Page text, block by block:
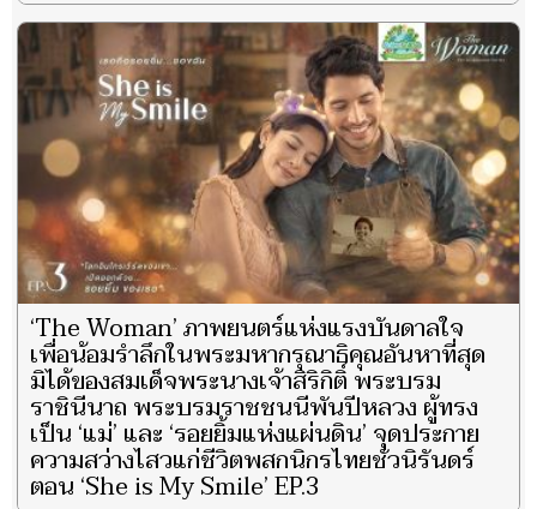
‘The Woman’ ภาพยนตร์แห่งแรงบันดาลใจ
เพื่อน้อมรำลึกในพระมหากรุณาธิคุณอันหาที่สุด
มิได้ของสมเด็จพระนางเจ้าสิริกิติ์ พระบรม
ราชินีนาถ พระบรมราชชนนีพันปีหลวง ผู้ทรง
เป็น ‘แม่’ และ ‘รอยยิ้มแห่งแผ่นดิน’ จุดประกาย
ความสว่างไสวแก่ชีวิตพสกนิกรไทยชั่วนิรันดร์
ตอน ‘She is My Smile’ EP.3